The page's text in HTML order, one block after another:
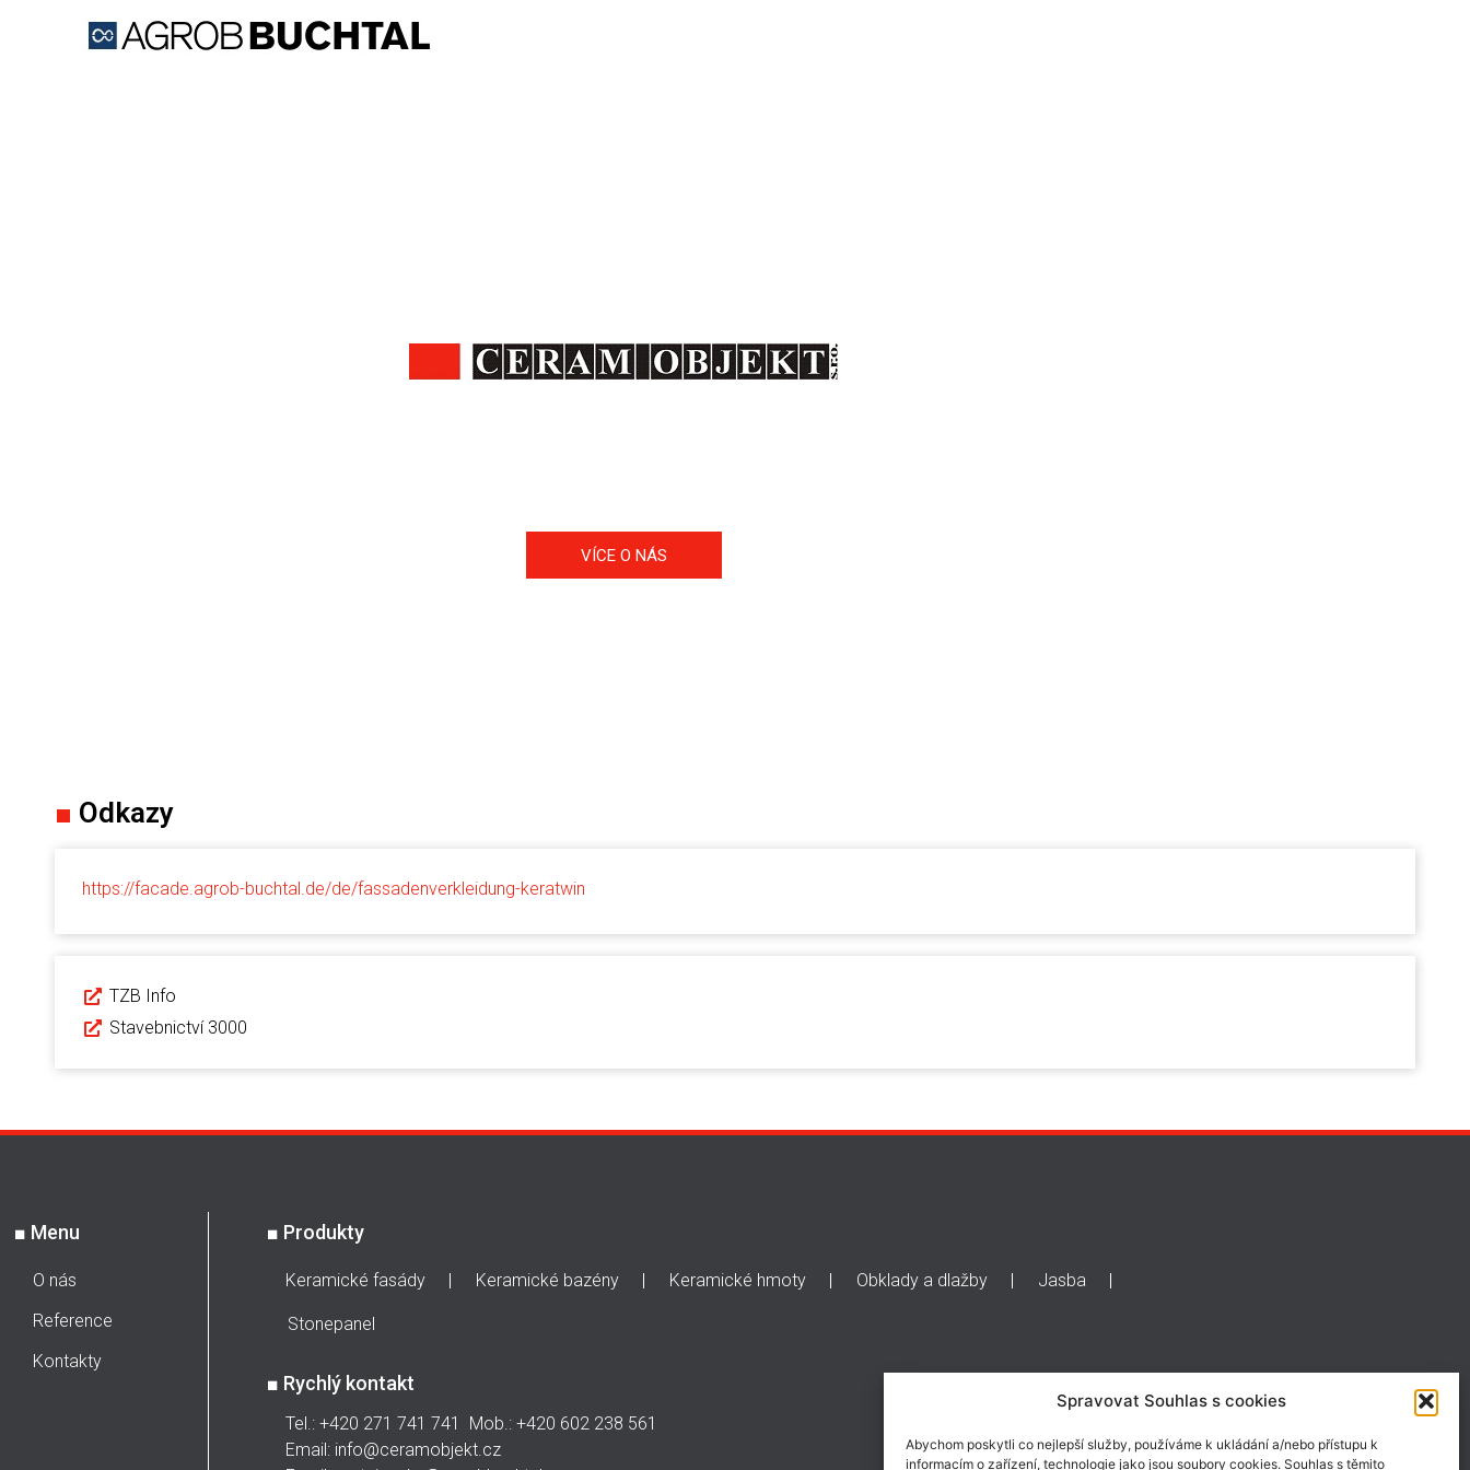
Spravovat Souhlas s cookies
Abychom poskytli co nejlepší služby, používáme k ukládání a/nebo přístupu k
informacím o zařízení, technologie jako jsou soubory cookies. Souhlas s těmito
VÍCE O NÁS
■ Odkazy
https://facade.agrob-buchtal.de/de/fassadenverkleidung-keratwin
TZB Info
Stavebnictví 3000
■ Menu
O nás
Reference
Kontakty
■ Produkty
Keramické fasády Keramické bazény Keramické hmoty Obklady a dlažby Jasba
Stonepanel
■ Rychlý kontakt
Tel.: +420 271 741 741 Mob.: +420 602 238 561
Email: info@ceramobjekt.cz